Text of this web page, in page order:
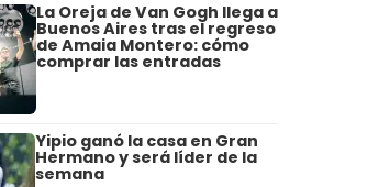
La Oreja de Van Gogh llega a
Buenos Aires tras el regreso
de Amaia Montero: cómo
comprar las entradas
Yipio ganó la casa en Gran
Hermano y será líder de la
semana